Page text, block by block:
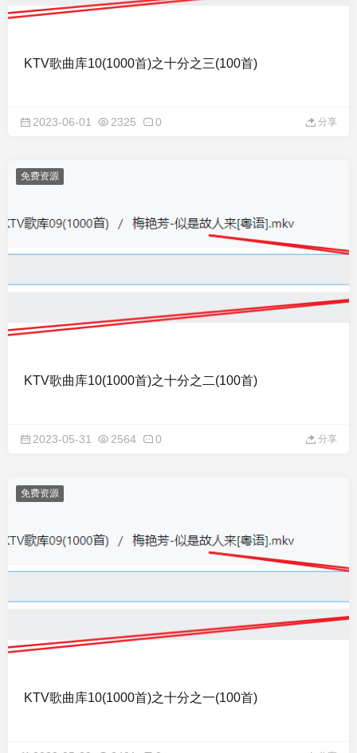
KTV歌曲库10(1000首)之十分之三(100首)
2023-06-01 2325 0 分享
免费资源
KTV歌曲库10(1000首)之十分之二(100首)
2023-05-31 2564 0 分享
免费资源
KTV歌曲库10(1000首)之十分之一(100首)